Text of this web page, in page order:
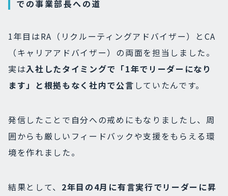
での事業部長への道
1年目はRA（リクルーティングアドバイザー）とCA
（キャリアアドバイザー）の両面を担当しました。
実は入社したタイミングで「1年でリーダーになり
ます」と根拠もなく社内で公言 していたんです。
発信したことで自分への戒めにもなりましたし、周
囲からも厳しいフィードバックや支援をもらえる環
境を作れました。
結果として、 2年目の4月に有言実行でリーダーに昇